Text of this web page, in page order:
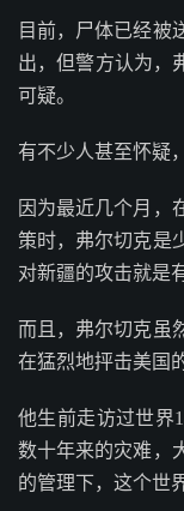
目前，尸体已经被
出，但警方认为，
可疑。
有不少人甚至怀疑
因为最近几个月，
策时，弗尔切克是
对新疆的攻击就是
而且，弗尔切克虽
在猛烈地抨击美国
他生前走访过世界
数十年来的灾难，
的管理下，这个世